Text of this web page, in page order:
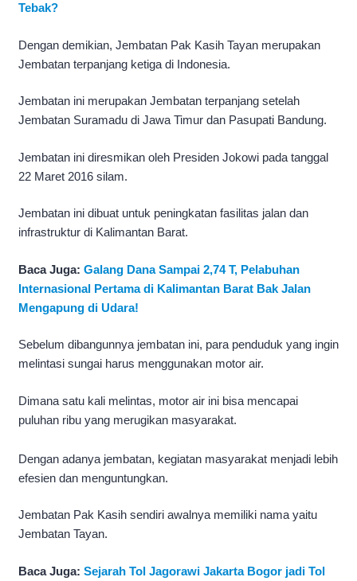
Tebak?
Dengan demikian, Jembatan Pak Kasih Tayan merupakan
Jembatan terpanjang ketiga di Indonesia.
Jembatan ini merupakan Jembatan terpanjang setelah
Jembatan Suramadu di Jawa Timur dan Pasupati Bandung.
Jembatan ini diresmikan oleh Presiden Jokowi pada tanggal
22 Maret 2016 silam.
Jembatan ini dibuat untuk peningkatan fasilitas jalan dan
infrastruktur di Kalimantan Barat.
Baca Juga: Galang Dana Sampai 2,74 T, Pelabuhan
Internasional Pertama di Kalimantan Barat Bak Jalan
Mengapung di Udara!
Sebelum dibangunnya jembatan ini, para penduduk yang ingin
melintasi sungai harus menggunakan motor air.
Dimana satu kali melintas, motor air ini bisa mencapai
puluhan ribu yang merugikan masyarakat.
Dengan adanya jembatan, kegiatan masyarakat menjadi lebih
efesien dan menguntungkan.
Jembatan Pak Kasih sendiri awalnya memiliki nama yaitu
Jembatan Tayan.
Baca Juga: Sejarah Tol Jagorawi Jakarta Bogor jadi Tol